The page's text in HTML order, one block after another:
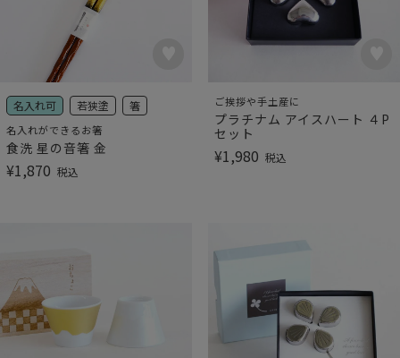
名入れ可 若狭塗 箸
名入れができるお箸
食洗 星の音箸 金
¥1,870 税込
ご挨拶や手土産に
プラチナム アイスハート ４P
セット
¥1,980 税込